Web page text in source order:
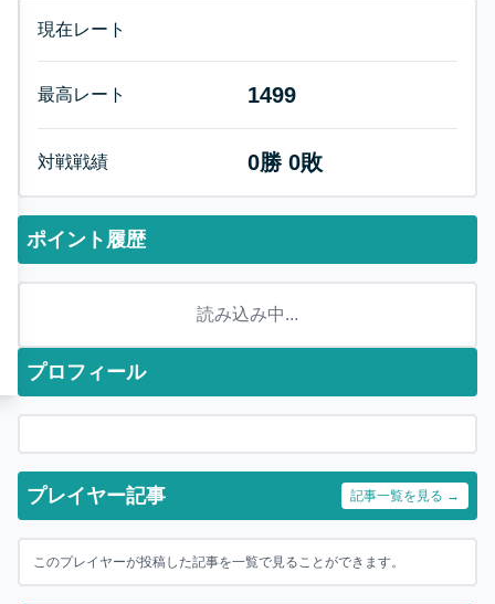
現在レート
最高レート 1499
対戦戦績 0勝 0敗
ポイント履歴
読み込み中...
プロフィール
プレイヤー記事 記事一覧を見る →
このプレイヤーが投稿した記事を一覧で見ることができます。